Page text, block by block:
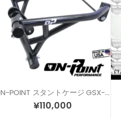
ON-POINT スタントケージ GSX-R600/750 (06-10)
¥110,000